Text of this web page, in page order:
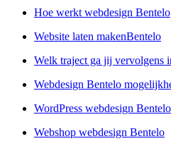
Hoe werkt webdesign Bentelo
Website laten makenBentelo
Welk traject ga jij vervolgens
Webdesign Bentelo
WordPress webdesign Bentelo
Webshop webdesign Bentelo